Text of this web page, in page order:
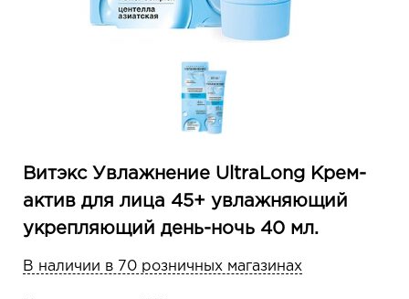
Витэкс Увлажнение UltraLong Крем-
актив для лица 45+ увлажняющий
укрепляющий день-ночь 40 мл.
В наличии в 70 розничных магазинах